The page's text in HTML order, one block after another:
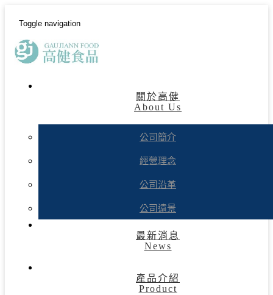
Toggle navigation
關於高健
About Us
公司簡介
經營理念
公司沿革
公司遠景
最新消息
News
產品介紹
Product